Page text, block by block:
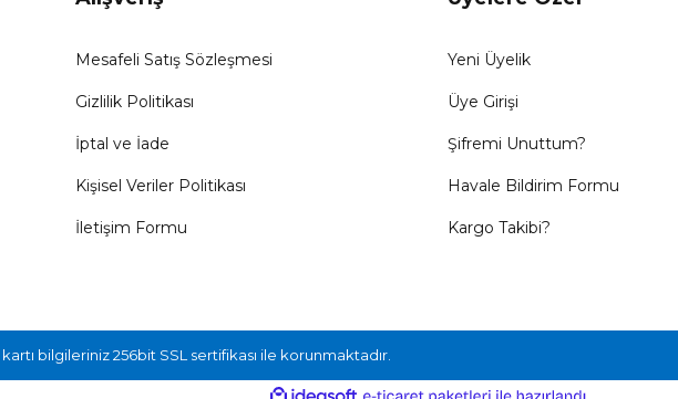
Mesafeli Satış Sözleşmesi
Gizlilik Politikası
İptal ve İade
Kişisel Veriler Politikası
İletişim Formu
Yeni Üyelik
Üye Girişi
Şifremi Unuttum?
Havale Bildirim Formu
Kargo Takibi?
bilgileriniz 256bit SSL sertifikası ile korunmaktadır.